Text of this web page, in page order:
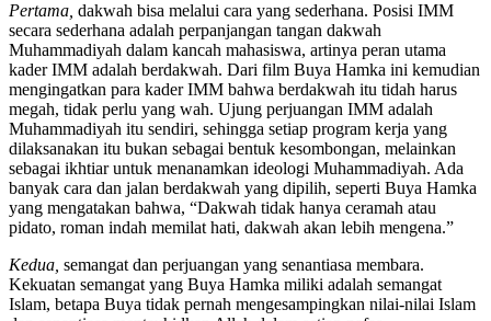
Pertama, dakwah bisa melalui cara yang sederhana. Posisi IMM
secara sederhana adalah perpanjangan tangan dakwah
Muhammadiyah dalam kancah mahasiswa, artinya peran utama
kader IMM adalah berdakwah. Dari film Buya Hamka ini kemudian
mengingatkan para kader IMM bahwa berdakwah itu tidah harus
megah, tidak perlu yang wah. Ujung perjuangan IMM adalah
Muhammadiyah itu sendiri, sehingga setiap program kerja yang
dilaksanakan itu bukan sebagai bentuk kesombongan, melainkan
sebagai ikhtiar untuk menanamkan ideologi Muhammadiyah. Ada
banyak cara dan jalan berdakwah yang dipilih, seperti Buya Hamka
yang mengatakan bahwa, “Dakwah tidak hanya ceramah atau
pidato, roman indah memilat hati, dakwah akan lebih mengena.”
Kedua, semangat dan perjuangan yang senantiasa membara.
Kekuatan semangat yang Buya Hamka miliki adalah semangat
Islam, betapa Buya tidak pernah mengesampingkan nilai-nilai Islam